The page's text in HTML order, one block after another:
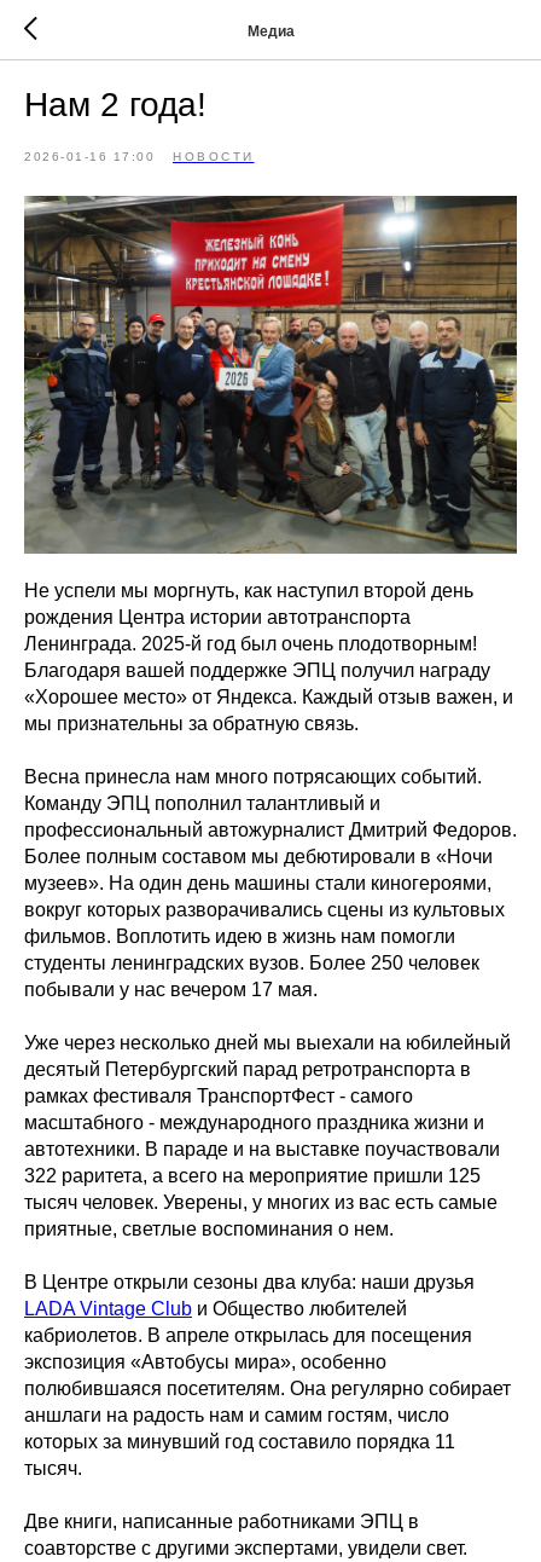
Медиа
Нам 2 года!
2026-01-16 17:00 НОВОСТИ
Не успели мы моргнуть, как наступил второй день
рождения Центра истории автотранспорта
Ленинграда. 2025-й год был очень плодотворным!
Благодаря вашей поддержке ЭПЦ получил награду
«Хорошее место» от Яндекса. Каждый отзыв важен, и
мы признательны за обратную связь.
Весна принесла нам много потрясающих событий.
Команду ЭПЦ пополнил талантливый и
профессиональный автожурналист Дмитрий Федоров.
Более полным составом мы дебютировали в «Ночи
музеев». На один день машины стали киногероями,
вокруг которых разворачивались сцены из культовых
фильмов. Воплотить идею в жизнь нам помогли
студенты ленинградских вузов. Более 250 человек
побывали у нас вечером 17 мая.
Уже через несколько дней мы выехали на юбилейный
десятый Петербургский парад ретротранспорта в
рамках фестиваля ТранспортФест - самого
масштабного - международного праздника жизни и
автотехники. В параде и на выставке поучаствовали
322 раритета, а всего на мероприятие пришли 125
тысяч человек. Уверены, у многих из вас есть самые
приятные, светлые воспоминания о нем.
В Центре открыли сезоны два клуба: наши друзья
LADA Vintage Club и Общество любителей
кабриолетов. В апреле открылась для посещения
экспозиция «Автобусы мира», особенно
полюбившаяся посетителям. Она регулярно собирает
аншлаги на радость нам и самим гостям, число
которых за минувший год составило порядка 11
тысяч.
Две книги, написанные работниками ЭПЦ в
соавторстве с другими экспертами, увидели свет.